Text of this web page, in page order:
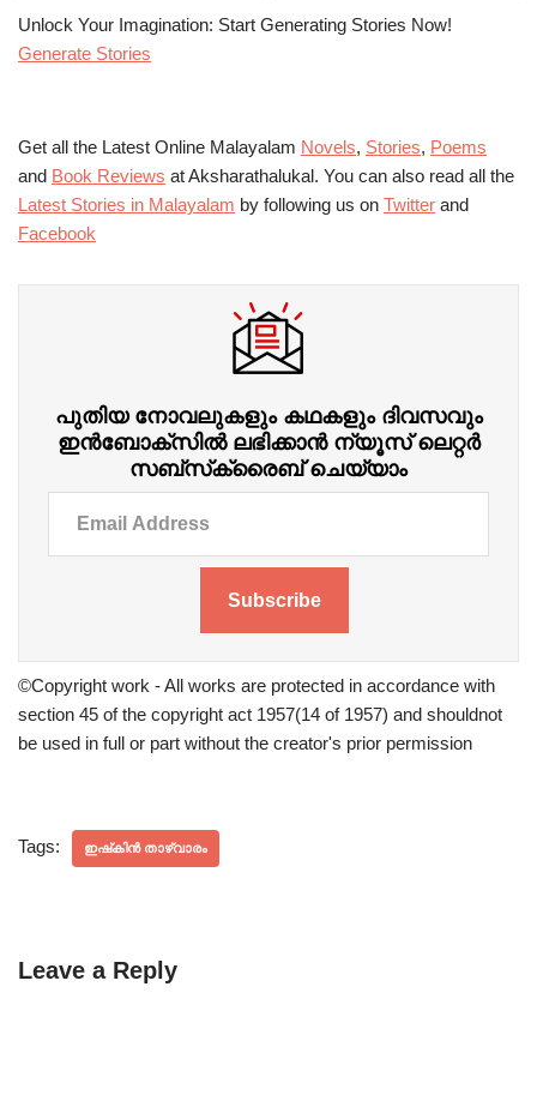
Unlock Your Imagination: Start Generating Stories Now!
Generate Stories
Get all the Latest Online Malayalam Novels, Stories, Poems
and Book Reviews at Aksharathalukal. You can also read all the
Latest Stories in Malayalam by following us on Twitter and
Facebook
പുതിയ നോവലുകളും കഥകളും ദിവസവും
ഇന്‍ബോക്‌സില്‍ ലഭിക്കാന്‍ ന്യൂസ് ലെറ്റർ
സബ്‌സ്‌ക്രൈബ് ചെയ്യാം
Subscribe
©Copyright work - All works are protected in accordance with
section 45 of the copyright act 1957(14 of 1957) and shouldnot
be used in full or part without the creator's prior permission
Tags: ഇഷ്‌കിൻ താഴ്‌വാരം
Leave a Reply